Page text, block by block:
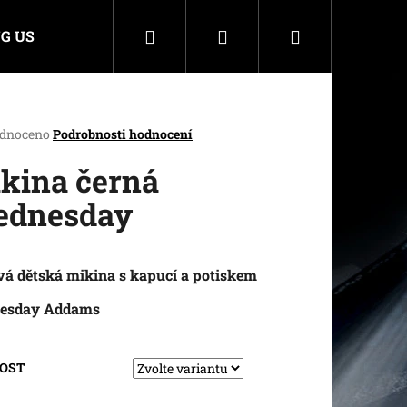
US Hledat PřihlášeníNákupní
Podrobnosti hodnocení
černá
dětská mikina s kapucí a potiskem
Addams